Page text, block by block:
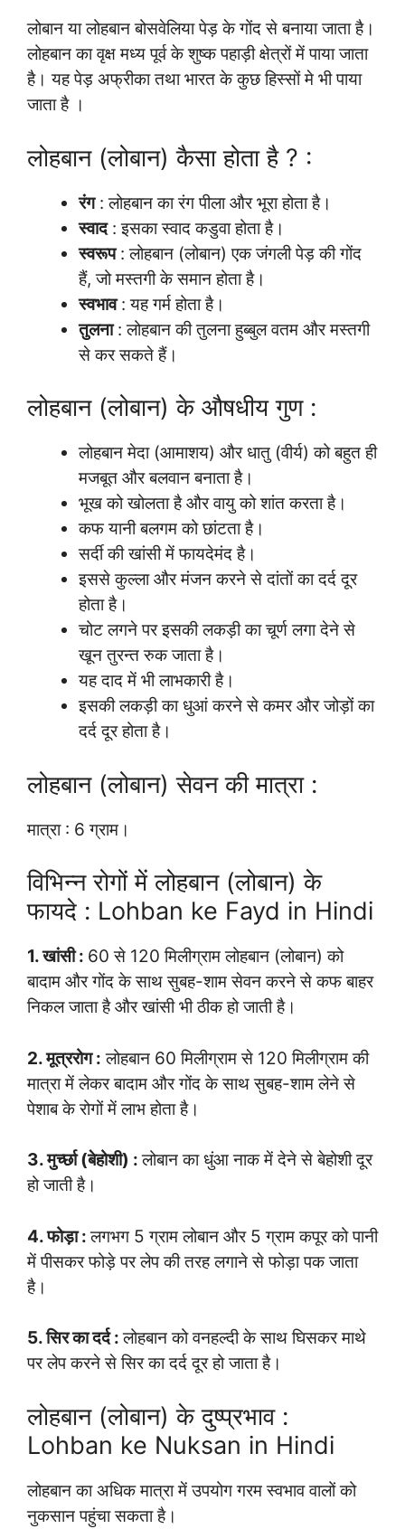
लोबान या लोहबान बोसवेलिया पेड़ के गोंद से बनाया जाता है।
लोहबान का वृक्ष मध्य पूर्व के शुष्क पहाड़ी क्षेत्रों में पाया जाता
है। यह पेड़ अफ्रीका तथा भारत के कुछ हिस्सों मे भी पाया
जाता है ।
लोहबान (लोबान) कैसा होता है ? :
रंग: लोहबान का रंग पीला और भूरा होता है।
स्वाद: इसका स्वाद कडुवा होता है।
स्वरूप: लोहबान (लोबान) एक जंगली पेड़ की गोंद
हैं, जो मस्तगी के समान होता है।
स्वभाव: यह गर्म होता है।
तुलना: लोहबान की तुलना हुब्बुल वतम और मस्तगी
से कर सकते हैं।
लोहबान (लोबान) के औषधीय गुण :
लोहबान मेदा (आमाशय) और धातु (वीर्य) को बहुत ही
मजबूत और बलवान बनाता है।
भूख को खोलता है और वायु को शांत करता है।
कफ यानी बलगम को छांटता है।
सर्दी की खांसी में फायदेमंद है।
इससे कुल्ला और मंजन करने से दांतों का दर्द दूर
होता है।
चोट लगने पर इसकी लकड़ी का चूर्ण लगा देने से
खून तुरन्त रुक जाता है।
यह दाद में भी लाभकारी है।
इसकी लकड़ी का धुआं करने से कमर और जोड़ों का
दर्द दूर होता है।
लोहबान (लोबान) सेवन की मात्रा :
मात्रा : 6 ग्राम।
विभिन्न रोगों में लोहबान (लोबान) के
फायदे : Lohban ke Fayd in Hindi
1. खांसी : 60 से 120 मिलीग्राम लोहबान (लोबान) को
बादाम और गोंद के साथ सुबह-शाम सेवन करने से कफ बाहर
निकल जाता है और खांसी भी ठीक हो जाती है।
2. मूत्ररोग : लोहबान 60 मिलीग्राम से 120 मिलीग्राम की
मात्रा में लेकर बादाम और गोंद के साथ सुबह-शाम लेने से
पेशाब के रोगों में लाभ होता है।
3. मुर्च्छा (बेहोशी) :लोबान का धुंआ नाक में देने से बेहोशी दूर
हो जाती है।
4. फोड़ा :लगभग 5 ग्राम लोबान और 5 ग्राम कपूर को पानी
में पीसकर फोड़े पर लेप की तरह लगाने से फोड़ा पक जाता
है।
5. सिर का दर्द :लोहबान को वनहल्दी के साथ घिसकर माथे
पर लेप करने से सिर का दर्द दूर हो जाता है।
लोहबान (लोबान) के दुष्प्रभाव :
Lohban ke Nuksan in Hindi
लोहबान का अधिक मात्रा में उपयोग गरम स्वभाव वालों को
नुकसान पहुंचा सकता है।